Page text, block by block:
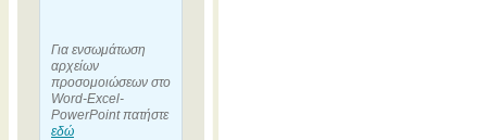
Για ενσωμάτωση
αρχείων
προσομοιώσεων στο
Word-Excel-
PowerPoint πατήστε
εδώ